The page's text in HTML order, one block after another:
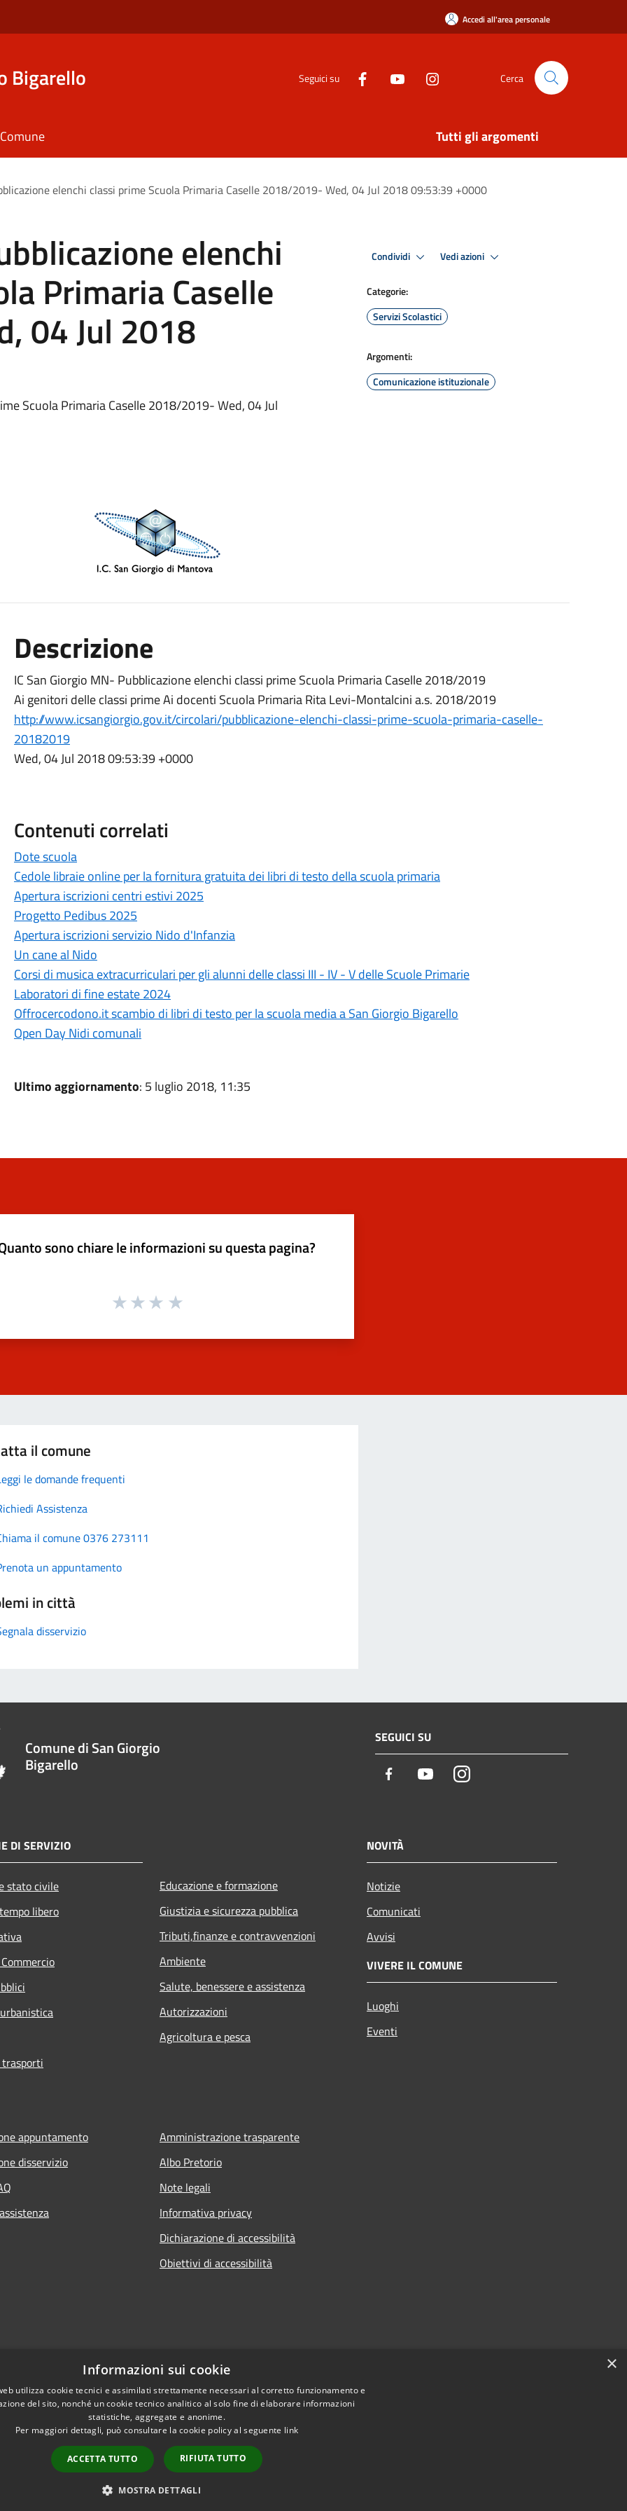
Accedi all'area personale
Bigarello Seguici su Cerca
Tutti gli argomenti
elenchi classi prime Scuola Primaria Caselle 2018/2019- Wed, 04 Jul 2018 09:53:39 +0000
elenchi
Primaria Caselle
04 Jul 2018
Scuola Primaria Caselle 2018/2019- Wed, 04 Jul
Condividi Vedi azioni
Categorie:
Servizi Scolastici
Argomenti:
Comunicazione istituzionale
Descrizione
IC San Giorgio MN- Pubblicazione elenchi classi prime Scuola Primaria Caselle 2018/2019
Ai genitori delle classi prime Ai docenti Scuola Primaria Rita Levi-Montalcini a.s. 2018/2019
http://www.icsangiorgio.gov.it/circolari/pubblicazione-elenchi-classi-prime-scuola-primaria-caselle-
20182019
Wed, 04 Jul 2018 09:53:39 +0000
Contenuti correlati
Dote scuola
Cedole libraie online per la fornitura gratuita dei libri di testo della scuola primaria
Apertura iscrizioni centri estivi 2025
Progetto Pedibus 2025
Apertura iscrizioni servizio Nido d'Infanzia
Un cane al Nido
Corsi di musica extracurriculari per gli alunni delle classi III - IV - V delle Scuole Primarie
Laboratori di fine estate 2024
Offrocercodono.it scambio di libri di testo per la scuola media a San Giorgio Bigarello
Open Day Nidi comunali
Ultimo aggiornamento: 5 luglio 2018, 11:35
sono chiare le informazioni su questa pagina?
il comune
le domande frequenti
Assistenza
il comune 0376 273111
un appuntamento
in città
disservizio
Comune di San Giorgio
Bigarello
SEGUICI SU
Facebook YoutubeInstagram
DI SERVIZIO
stato civile
libero
Educazione e formazione
Giustizia e sicurezza pubblica
Tributi,finanze e contravvenzioni
Ambiente
Salute, benessere e assistenza
Autorizzazioni
Agricoltura e pesca
NOVITÀ
Notizie
Comunicati
Avvisi
VIVERE IL COMUNE
Luoghi
Eventi
appuntamento
disservizio
Amministrazione trasparente
Albo Pretorio
Note legali
Informativa privacy
Dichiarazione di accessibilità
Obiettivi di accessibilità
Copyright © 2026 • Comune di San Giorgio Bigarello • Powered by
×
Informazioni sui cookie
utilizza cookie tecnici e assimilati strettamente necessari al corretto funzionamento e
del sito, nonché un cookie tecnico analitico al solo fine di elaborare informazioni
statistiche, aggregate e anonime.
Per maggiori dettagli, può consultare la cookie policy al seguente link
ACCETTA TUTTO RIFIUTA TUTTO
MOSTRA DETTAGLI